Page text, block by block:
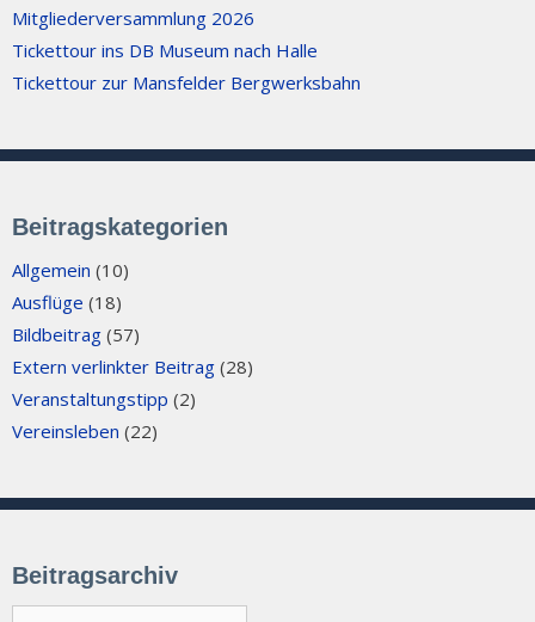
Mitgliederversammlung 2026
Tickettour ins DB Museum nach Halle
Tickettour zur Mansfelder Bergwerksbahn
Beitragskategorien
Allgemein (10)
Ausflüge (18)
Bildbeitrag (57)
Extern verlinkter Beitrag (28)
Veranstaltungstipp (2)
Vereinsleben (22)
Beitragsarchiv